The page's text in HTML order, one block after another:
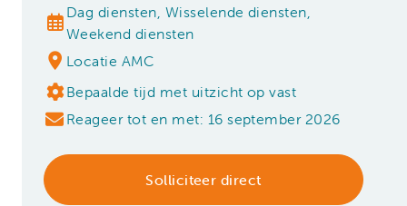
Dag diensten, Wisselende diensten,
Weekend diensten
Locatie AMC
Bepaalde tijd met uitzicht op vast
Reageer tot en met: 16 september 2026
Solliciteer direct